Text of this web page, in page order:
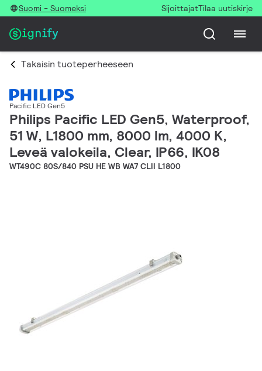
Suomi - Suomeksi SijoittajatTilaa uutiskirje
Takaisin tuoteperheeseen
Pacific LED Gen5
Philips Pacific LED Gen5, Waterproof,
51 W, L1800 mm, 8000 lm, 4000 K,
Leveä valokeila, Clear, IP66, IK08
WT490C 80S/840 PSU HE WB WA7 CLII L1800